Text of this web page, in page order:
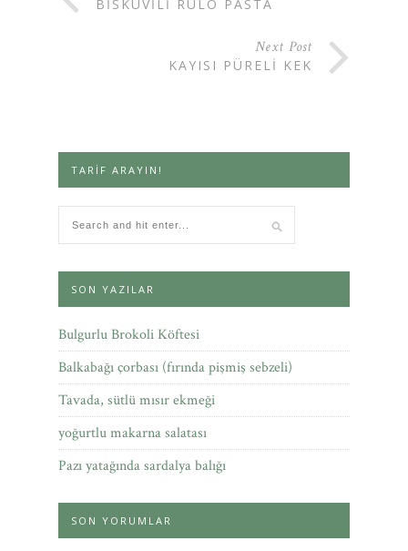
BISKÜVILI RULO PASTA
Next Post
KAYISI PÜRELI KEK
TARIF ARAYIN!
SON YAZILAR
Bulgurlu Brokoli Köftesi
Balkabağı çorbası (fırında pişmiş sebzeli)
Tavada, sütlü mısır ekmeği
yoğurtlu makarna salatası
Pazı yatağında sardalya balığı
SON YORUMLAR